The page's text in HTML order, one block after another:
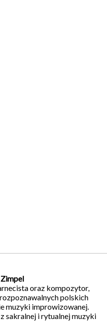
oraz kompozytor,
polskich
muzyki improwizowanej.
sakralnej i rytualnej muzyki